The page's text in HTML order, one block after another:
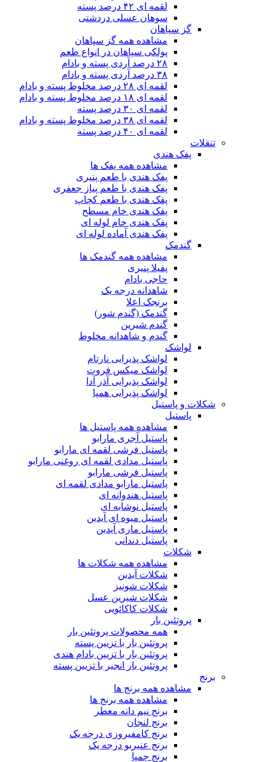
لقمه ای ۴۲ درصد پسته
سوهان عسلی دردشتی
گز سپاهان
مشاهده همه گز سپاهان
پولکی سپاهان در انواع طعم
۲۸ درصد آردی پسته و بادام
۳۸ درصد آردی پسته و بادام
لقمه ای ۲۸ درصد مخلوط پسته و بادام
لقمه ای ۱۸ درصد مخلوط پسته و بادام
لقمه ای ۳۰ درصد پسته
لقمه ای ۳۸ درصد مخلوط پسته و بادام
لقمه ای ۴۰ درصد پسته
تنقلات
پفک هندی
مشاهده همه پفک ها
پفک هندی با طعم پنیری
پفک هندی با طعم پیاز جعفری
پفک هندی با طعم کچاپ
پفک هندی خام مسطح
پفک هندی خام لوله ای
پفک هندی آماده لوله ای
گندمک
مشاهده همه گندمک ها
پفیلا پنیری
حاجی بادام
شاهدانه درجه یک
برنجک اعلا
گندمک (گندم شور)
گندم شیرین
گندم و شاهدانه مخلوط
لواشک
لواشک پذیرایی نارتام
لواشک میکس فروت
لواشک پذیرایی آذر آدا
لواشک پذیرایی همپا
شکلات و پاستیل
پاستیل
مشاهده همه پاستیل ها
پاستیل آجری مارابو
پاستیل فرشی لقمه ای مارابو
پاستیل مدادی لقمه ای روغنی مارابو
پاستیل فرشی مارابو
پاستیل مارابو مدادی لقمه ای
پاستیل هندوانه ای
پاستیل نوشابه ای
پاستیل میوه ای آیدین
پاستیل ماری آیدین
پاستیل دندانی
شکلات
مشاهده همه شکلات ها
شکلات آیدین
شکلات شونیز
شکلات شیرین عسل
شکلات کاکائویی
پروتئین بار
همه محصولات پروتئین بار
پروتئین بار با تزیین پسته
پروتئین بار با تزیین بادام هندی
پروتئین بار انجیر با تزیین پسته
برنج
مشاهده همه برنج ها
مشاهده همه برنج ها
برنج نیم دانه معطر
برنج لنجان
برنج کامفیروزی درجه یک
برنج عنبربو درجه یک
برنج چمپا